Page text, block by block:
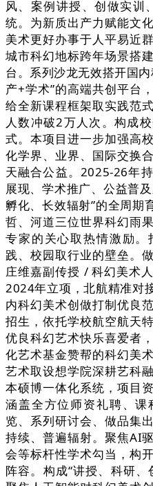
风、案例讲授、创做实训
统。为新质出产力赋能文
美术更好办事于人平易近
城市科幻地标跨年场景搭
台。系列沙龙无效搭开国
产+学术”的高端共创平台
给全新课程框架取实践范
人数冲破2万人次。构成
式。本项目进一步加强高
化学界、业界、国际交换
天融合公益。2025-26年
展现、学术推广、公益普
孵化、长效辐射”的全周期
哲、河道三位世界科幻雨
专家的关心取热情激励
践、校园取行业的壁垒。
庄维嘉副传授 / 科幻美术
2024年立项，北航精准对
内科幻美术创做打制优良
招生，依托学校航空航天
优良科幻艺术快乐喜爱者
化艺术基金赞帮的科幻美
艺术取设想学院深耕艺科
本硕博一体化系统，项目
涵盖全方位师资礼聘、
览、系列研讨会、做品集
持续、普遍辐射。聚焦AI
会等标杆性学术勾当，构
阵容。构成“讲授、科研、